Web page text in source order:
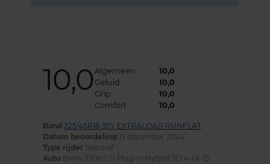
10,0 Algemeen
10,0
Geluid
10,0
Grip
10,0
Comfort
10,0
Band 225/45R18 95Y EXTRALOAD RUNFLAT
Datum beoordeling 13 december 2024
Type rijder Sportief
Auto BMW 330e 2.0 Plug-In Hybrid SD 4-cil. Q